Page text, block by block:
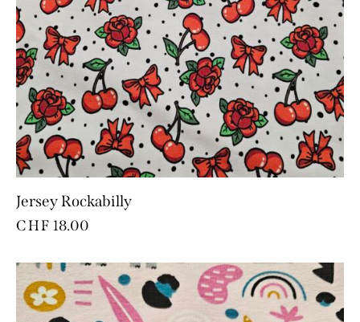
Jersey Rockabilly
CHF 18.00